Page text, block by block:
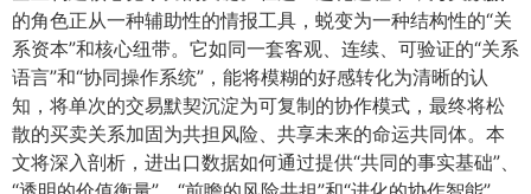
的角色正从一种辅助性的情报工具，蜕变为一种结构性的“关
系资本”和核心纽带。它如同一套客观、连续、可验证的“关系
语言”和“协同操作系统”，能将模糊的好感转化为清晰的认
知，将单次的交易默契沉淀为可复制的协作模式，最终将松
散的买卖关系加固为共担风险、共享未来的命运共同体。本
文将深入剖析，进出口数据如何通过提供“共同的事实基础”、